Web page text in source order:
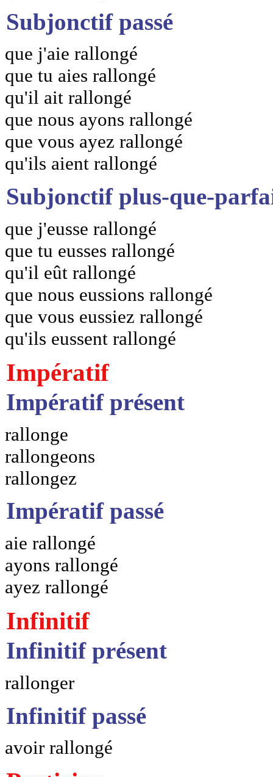
Subjonctif passé
que j'aie rallongé
que tu aies rallongé
qu'il ait rallongé
que nous ayons rallongé
que vous ayez rallongé
qu'ils aient rallongé
Subjonctif plus-que-
que j'eusse rallongé
que tu eusses rallongé
qu'il eût rallongé
que nous eussions rallongé
que vous eussiez rallongé
qu'ils eussent rallongé
Impératif
Impératif présent
rallonge
rallongeons
rallongez
Impératif passé
aie rallongé
ayons rallongé
ayez rallongé
Infinitif
Infinitif présent
rallonger
Infinitif passé
avoir rallongé